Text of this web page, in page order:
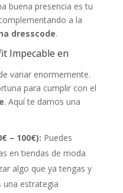
buena presencia es tu
a la
dresscode.
Impecable en
variar enormemente.
para cumplir con el
. Aquí te damos una
– 100€): Puedes
en tiendas de moda
algo que ya tengas y
una estrategia